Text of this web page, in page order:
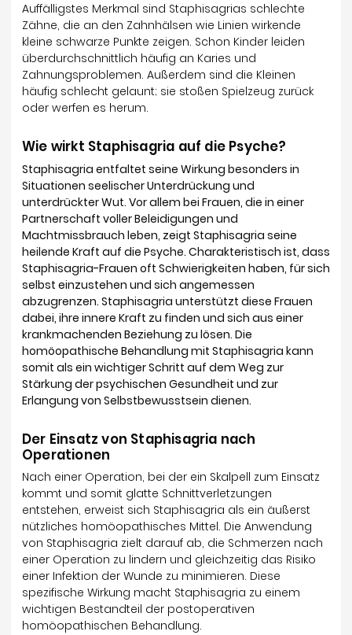
Auffälligstes Merkmal sind Staphisagrias schlechte
Zähne, die an den Zahnhälsen wie Linien wirkende
kleine schwarze Punkte zeigen. Schon Kinder leiden
überdurchschnittlich häufig an Karies und
Zahnungsproblemen. Außerdem sind die Kleinen
häufig schlecht gelaunt; sie stoßen Spielzeug zurück
oder werfen es herum.
Wie wirkt Staphisagria auf die Psyche?
Staphisagria entfaltet seine Wirkung besonders in
Situationen seelischer Unterdrückung und
unterdrückter Wut. Vor allem bei Frauen, die in einer
Partnerschaft voller Beleidigungen und
Machtmissbrauch leben, zeigt Staphisagria seine
heilende Kraft auf die Psyche. Charakteristisch ist, dass
Staphisagria-Frauen oft Schwierigkeiten haben, für sich
selbst einzustehen und sich angemessen
abzugrenzen. Staphisagria unterstützt diese Frauen
dabei, ihre innere Kraft zu finden und sich aus einer
krankmachenden Beziehung zu lösen. Die
homöopathische Behandlung mit Staphisagria kann
somit als ein wichtiger Schritt auf dem Weg zur
Stärkung der psychischen Gesundheit und zur
Erlangung von Selbstbewusstsein dienen.
Der Einsatz von Staphisagria nach
Operationen
Nach einer Operation, bei der ein Skalpell zum Einsatz
kommt und somit glatte Schnittverletzungen
entstehen, erweist sich Staphisagria als ein äußerst
nützliches homöopathisches Mittel. Die Anwendung
von Staphisagria zielt darauf ab, die Schmerzen nach
einer Operation zu lindern und gleichzeitig das Risiko
einer Infektion der Wunde zu minimieren. Diese
spezifische Wirkung macht Staphisagria zu einem
wichtigen Bestandteil der postoperativen
homöopathischen Behandlung.